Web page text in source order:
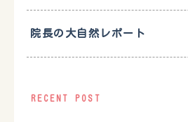
院長の大自然レポート
RECENT POST